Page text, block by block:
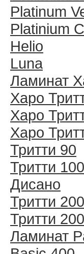
Platinum
Platinium
Helio
Luna
Ламинат
Харо
Харо
Харо
Тритти 90
Тритти
Дисано
Тритти
Тритти
Ламинат